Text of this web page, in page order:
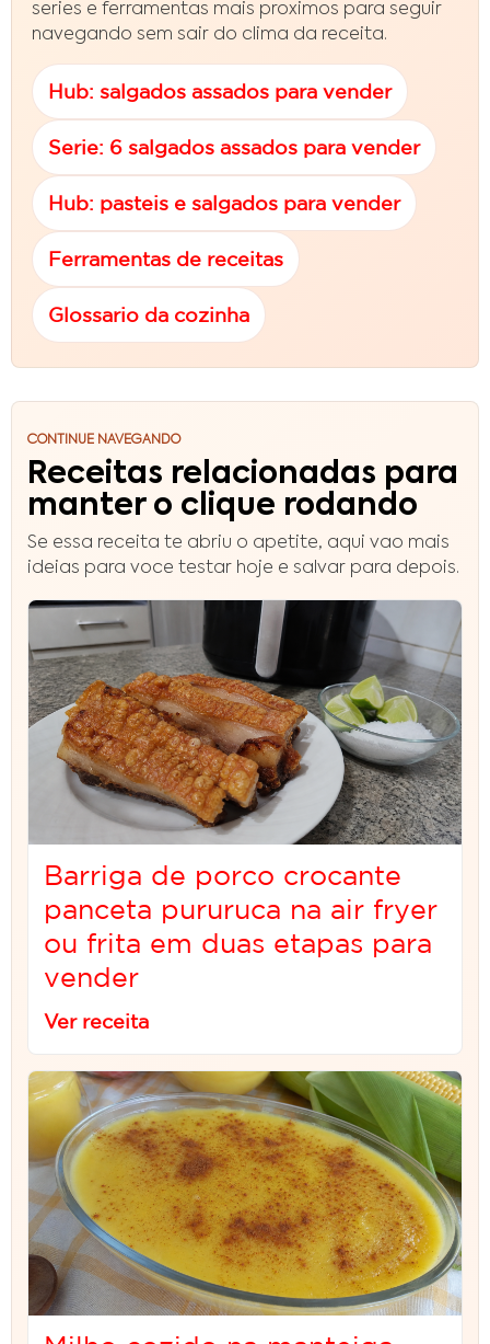
series e ferramentas mais proximos para seguir
navegando sem sair do clima da receita.
Hub: salgados assados para vender
Serie: 6 salgados assados para vender
Hub: pasteis e salgados para vender
Ferramentas de receitas
Glossario da cozinha
CONTINUE NAVEGANDO
Receitas relacionadas para
manter o clique rodando
Se essa receita te abriu o apetite, aqui vao mais
ideias para voce testar hoje e salvar para depois.
Barriga de porco crocante
panceta pururuca na air fryer
ou frita em duas etapas para
vender
Ver receita